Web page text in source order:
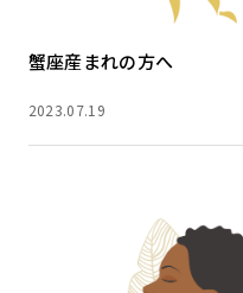
蟹座産まれの方へ
2023.07.19